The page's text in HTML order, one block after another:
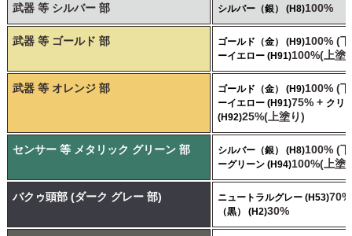
武器 等 シルバー 部 シルバー（銀） (H8)100%
武器 等 ゴールド 部 ゴールド（金） (H9)100% (
ーイエロー (H91)100%(上塗
武器 等 オレンジ 部 ゴールド（金） (H9)100% (
ーイエロー (H91)75% + クリ
(H92)25%(上塗り)
センサー 等 メタリック グリーン 部 シルバー（銀） (H8)100% (
ーグリーン (H94)100%(上塗
バクゥ頭部 (ダーク グレー 部) ニュートラルグレー (H53)
（黒） (H2)30%